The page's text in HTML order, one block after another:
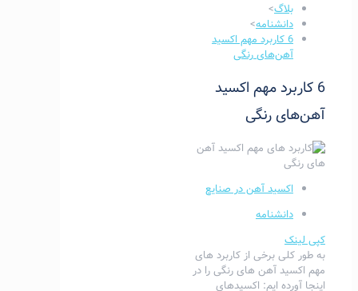
بلاگ>
دانشنامه>
6 کاربرد مهم اکسید
آهن‌های رنگی
6 کاربرد مهم اکسید
آهن‌های رنگی
اکسید آهن در صنایع
دانشنامه
کپی لینک
به طور کلی برخی از کاربرد های
مهم اکسید آهن های رنگی را در
اینجا آورده ایم: اکسیدهای